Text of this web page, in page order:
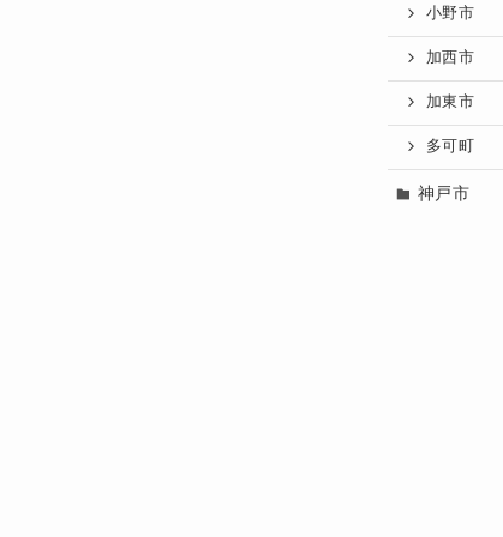
小野市
加西市
加東市
多可町
神戸市